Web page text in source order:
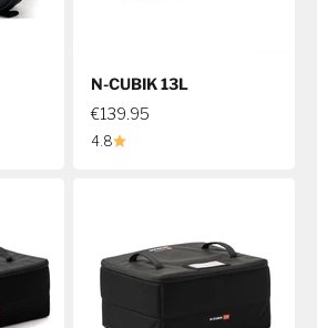
N-CUBIK 13L
€139.95
4.8